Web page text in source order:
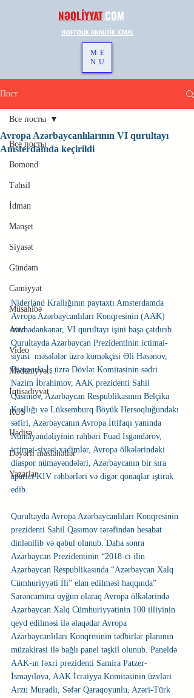
NƏQLİYYAT.COM
HƏFTƏLİK ANALİTİK İCMAL
ME
NU
Пост
Все посты
Bomond
Təhsil
İdman
Manşet
Siyasət
Gündəm
Cəmiyyət
Müsahibə
Avto
Video
Mədəniyyət
İqtisadiyyat
RUS
Hadisə
Dəyərli məsləhətlər
Yazarlar
Все посты
Avropa Azərbaycanlılarının VI qurultayı
Amsterdamda keçirildi
Niderland Krallığının paytaxtı Amsterdamda
Avropa Azərbaycanlıları Konqresinin (AAK)
növbədənkənar, VI qurultayı işini başa çatdırıb.
Qurultayda Azərbaycan Prezidentinin ictimai-
siyasi  məsələlər üzrə köməkçisi Əli Həsənov,
Diasporla İş üzrə Dövlət Komitəsinin sədri
Nazim İbrahimov, AAK prezidenti Sahil
Qasımov, Azərbaycan Respublikasının Belçika
Krallığı və Lüksemburq Böyük Hersoqluğundakı
səfiri, Azərbaycanın Avropa İttifaqı yanında
Nümayəndəliyinin rəhbəri Fuad İsgəndərov,
ictimai-siyasi xadimlər, Avropa ölkələrindəki
diaspor nümayəndələri, Azərbaycanın bir sıra
aparıcı KİV rəhbərləri və digər qonaqlar iştirak
edib.
Qurultayda Avropa Azərbaycanlıları Konqresinin
prezidenti Sahil Qasımov tərəfindən hesabat
dinlənilib və qəbul olunub. Daha sonra
Azərbaycan Prezidentinin “2018-ci ilin
Azərbaycan Respublikasında “Azərbaycan Xalq
Cümhuriyyəti İli” elan edilməsi haqqında”
Sərəncamına uyğun olaraq Avropa ölkələrində
Azərbaycan Xalq Cümhuriyyətinin 100 illiyinin
qeyd edilməsi ilə əlaqədar Avropa
Azərbaycanlıları Konqresinin tədbirlər planının
müzakirəsi ilə bağlı panel təşkil olunub. Paneldə
AAK-ın fəxri prezidenti Samira Patzer-
İsmayılova, AAK İcraiyyə Komitəsinin üzvləri
Arzu Muradlı, Səfər Qaraqoyunlu, Azəri-Türk